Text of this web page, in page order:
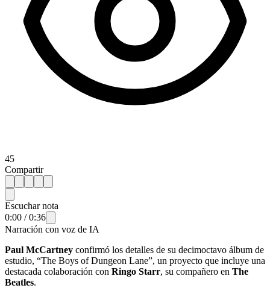
45
Compartir
Escuchar nota
0:00 /0:36
Narración con voz de IA
Paul McCartney confirmó los detalles de su decimoctavo álbum de
estudio, “The Boys of Dungeon Lane”, un proyecto que incluye una
destacada colaboración con Ringo Starr, su compañero en The
Beatles.